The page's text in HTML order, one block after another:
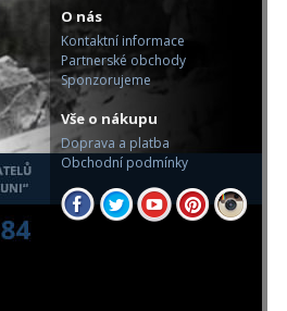
O nás
Kontaktní informace
Partnerské obchody
Sponzorujeme
Vše o nákupu
Doprava a platba
Obchodní podmínky